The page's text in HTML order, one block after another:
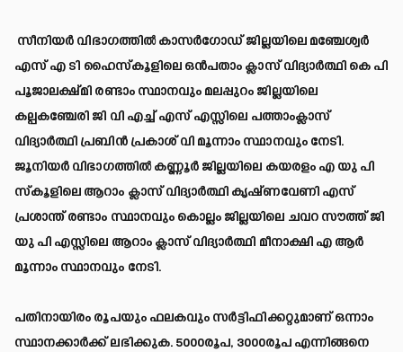
സീനിയർ വിഭാഗത്തിൽ കാസർഗോഡ് ജില്ലയിലെ മഞ്ചേശ്വർ
എസ് എ ടി ഹൈസ്‌കൂളിലെ ഒൻപതാം ക്ലാസ് വിദ്യാർത്ഥി കെ പി
പൂജാലക്ഷ്മി രണ്ടാം സ്ഥാനവും മലപ്പുറം ജില്ലയിലെ
കല്പകഞ്ചേരി ജി വി എച്ച് എസ് എസ്സിലെ പത്താംക്ലാസ്
വിദ്യാർത്ഥി പ്രബിൻ പ്രകാശ് വി മൂന്നാം സ്ഥാനവും നേടി.
ജൂനിയർ വിഭാഗത്തിൽ കണ്ണൂർ ജില്ലയിലെ കയരളം എ യു പി
സ്‌കൂളിലെ ആറാം ക്ലാസ് വിദ്യാർത്ഥി കൃഷ്ണവേണി എസ്
പ്രശാന്ത് രണ്ടാം സ്ഥാനവും കൊല്ലം ജില്ലയിലെ ചവറ സൗത്ത് ജി
യു പി എസ്സിലെ ആറാം ക്ലാസ് വിദ്യാർത്ഥി മീനാക്ഷി എ ആർ
മൂന്നാം സ്ഥാനവും നേടി.
പതിനായിരം രൂപയും ഫലകവും സർട്ടിഫിക്കറ്റുമാണ് ഒന്നാം
സ്ഥാനക്കാർക്ക് ലഭിക്കുക. 5000രൂപ, 3000രൂപ എന്നിങ്ങനെ